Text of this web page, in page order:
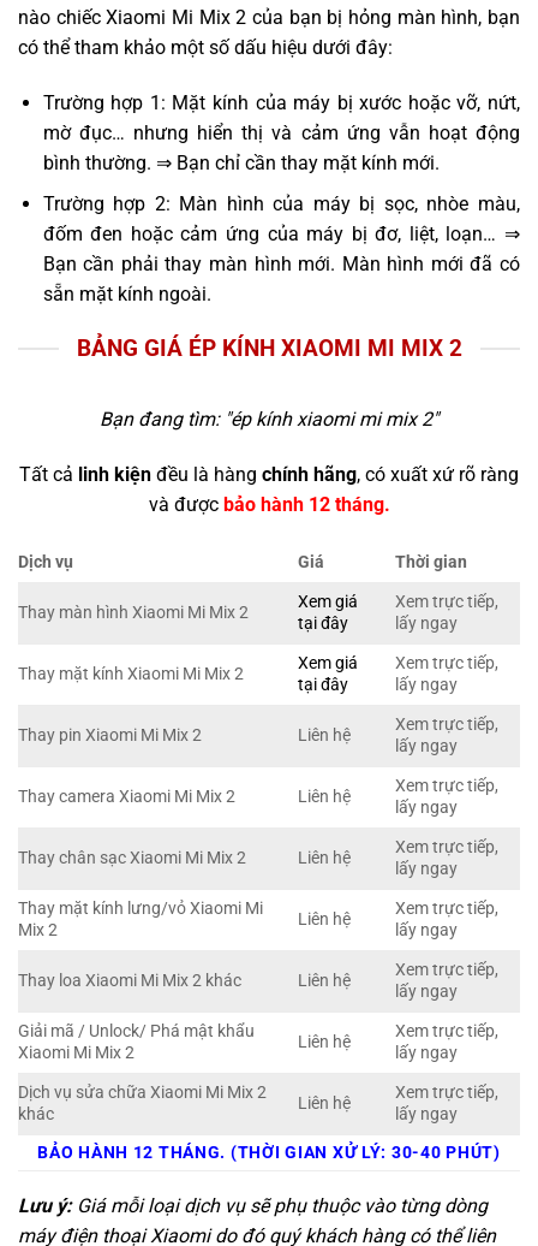
nào chiếc Xiaomi Mi Mix 2 của bạn bị hỏng màn hình, bạn
có thể tham khảo một số dấu hiệu dưới đây:
Trường hợp 1: Mặt kính của máy bị xước hoặc vỡ, nứt,
mờ đục… nhưng hiển thị và cảm ứng vẫn hoạt động
bình thường. ⇒ Bạn chỉ cần thay mặt kính mới.
Trường hợp 2: Màn hình của máy bị sọc, nhòe màu,
đốm đen hoặc cảm ứng của máy bị đơ, liệt, loạn… ⇒
Bạn cần phải thay màn hình mới. Màn hình mới đã có
sẵn mặt kính ngoài.
BẢNG GIÁ ÉP KÍNH XIAOMI MI MIX 2
Bạn đang tìm: "ép kính xiaomi mi mix 2"
Tất cả linh kiện đều là hàng chính hãng, có xuất xứ rõ ràng
và được bảo hành 12 tháng.
Dịch vụ Giá Thời gian
Thay màn hình Xiaomi Mi Mix 2
Xem giá
tại đây
Xem trực tiếp,
lấy ngay
Thay mặt kính Xiaomi Mi Mix 2
Xem giá
tại đây
Xem trực tiếp,
lấy ngay
Thay pin Xiaomi Mi Mix 2 Liên hệ
Xem trực tiếp,
lấy ngay
Thay camera Xiaomi Mi Mix 2 Liên hệ
Xem trực tiếp,
lấy ngay
Thay chân sạc Xiaomi Mi Mix 2 Liên hệ
Xem trực tiếp,
lấy ngay
Thay mặt kính lưng/vỏ Xiaomi Mi
Mix 2
Liên hệ
Xem trực tiếp,
lấy ngay
Thay loa Xiaomi Mi Mix 2 khác Liên hệ
Xem trực tiếp,
lấy ngay
Giải mã / Unlock/ Phá mật khẩu
Xiaomi Mi Mix 2
Liên hệ
Xem trực tiếp,
lấy ngay
Dịch vụ sửa chữa Xiaomi Mi Mix 2
khác
Liên hệ
Xem trực tiếp,
lấy ngay
BẢO HÀNH 12 THÁNG. (THỜI GIAN XỬ LÝ: 30-40 PHÚT)
Lưu ý:Giá mỗi loại dịch vụ sẽ phụ thuộc vào từng dòng
máy điện thoại Xiaomi do đó quý khách hàng có thể liên